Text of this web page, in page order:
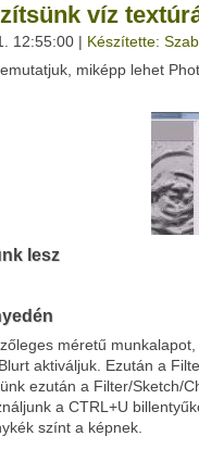
Twitter
víz
12:55:00 | Készítette:
miképp lehet
lesz
méretű
aktiváljuk. Ezután a
ezután a Filter/Sketch/
a CTRL+U
színt a képnek.